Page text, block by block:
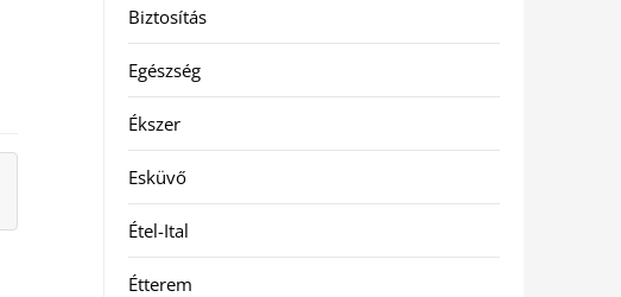
Biztosítás
Egészség
Ékszer
Esküvő
Étel-Ital
Étterem